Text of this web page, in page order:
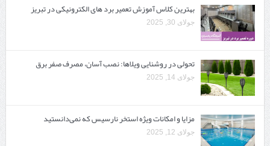
بهترین کلاس آموزش تعمیر برد های الکترونیکی در تبریز
جولای 30, 2025
تحولی در روشنایی ویلاها: نصب آسان، مصرف صفر برق
جولای 14, 2025
مزایا و امکانات ویژه استخر نارسیس که نمی‌دانستید
جولای 12, 2025